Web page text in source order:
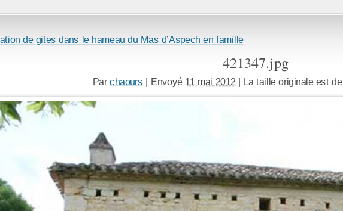
de gites dans le hameau du Mas d’Aspech en famille
421347.jpg
Par chaours | Envoyé 11 mai 2012 | La taille originale est de